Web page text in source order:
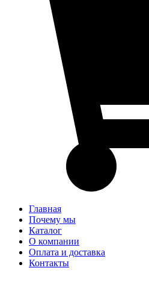
Главная
Почему мы
Каталог
О компании
Оплата и доставка
Контакты